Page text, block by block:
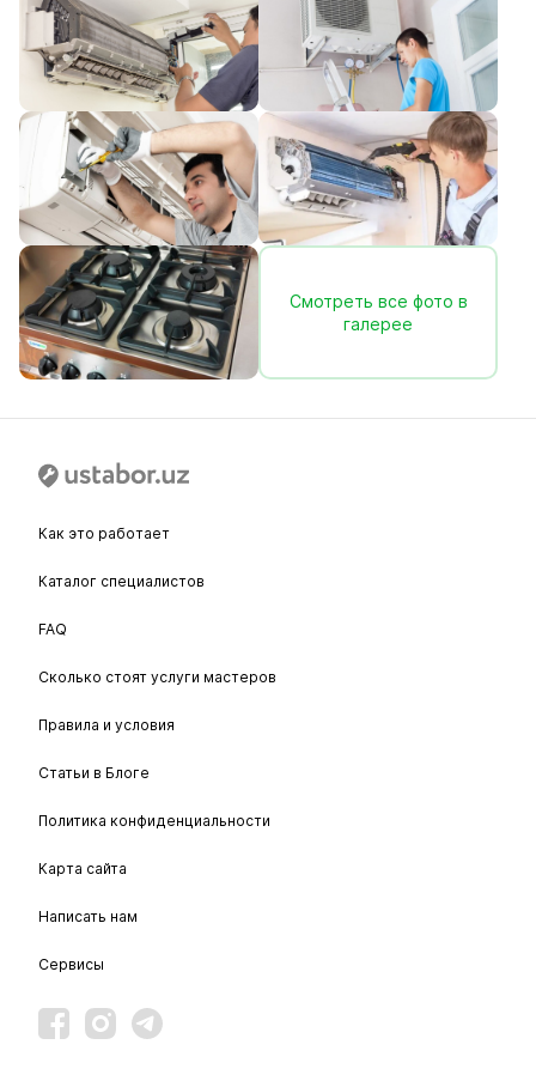
Смотреть все фото в
галерее
Как это работает
Каталог специалистов
FAQ
Сколько стоят услуги мастеров
Правила и условия
Статьи в Блоге
Политика конфиденциальности
Карта сайта
Написать нам
Сервисы